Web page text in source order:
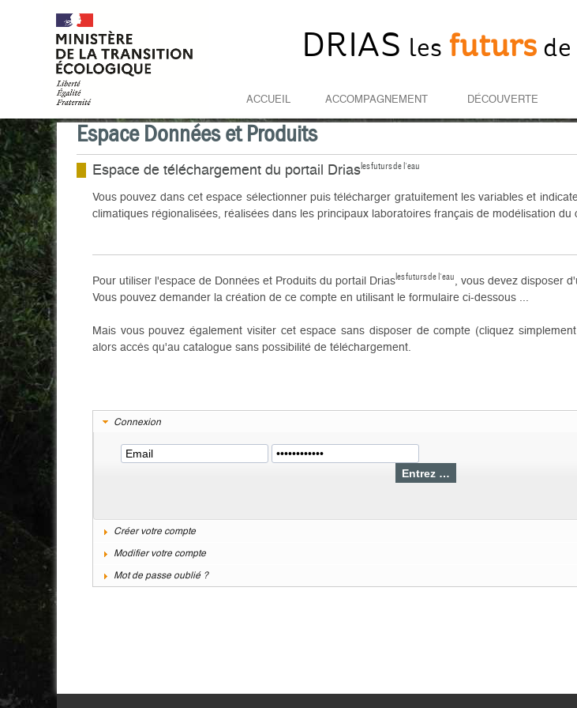
DRIAS les futurs de
ACCUEIL ACCOMPAGNEMENT DÉCOUVERTE
Espace Données et Produits
Espace de téléchargement du portail Drias les futurs de l'eau
Vous pouvez dans cet espace sélectionner puis télécharger gratuitement les variables et
climatiques régionalisées, réalisées dans les principaux laboratoires français de modélisation du
Pour utiliser l'espace de Données et Produits du portail Drias les futurs de l'eau
, vous devez disposer
Vous pouvez demander la création de ce compte en utilisant le formulaire ci-dessous ...
Mais vous pouvez également visiter cet espace sans disposer de compte (cliquez
alors accès qu'au catalogue sans possibilité de téléchargement.
Connexion
Créer votre compte
Modifier votre compte
Mot de passe oublié ?